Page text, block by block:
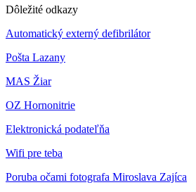
Dôležité odkazy
Automatický externý defibrilátor
Pošta Lazany
MAS Žiar
OZ Hornonitrie
Elektronická podateľňa
Wifi pre teba
Poruba očami fotografa Miroslava Zajíca